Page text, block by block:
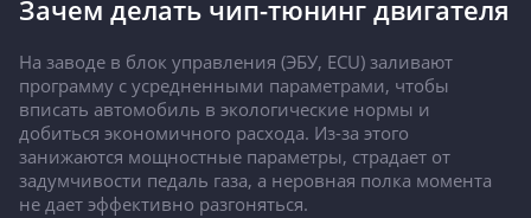
Зачем делать чип-тюнинг двигателя
На заводе в блок управления (ЭБУ, ECU) заливают
программу с усредненными параметрами, чтобы
вписать автомобиль в экологические нормы и
добиться экономичного расхода. Из-за этого
занижаются мощностные параметры, страдает от
задумчивости педаль газа, а неровная полка момента
не дает эффективно разгоняться.